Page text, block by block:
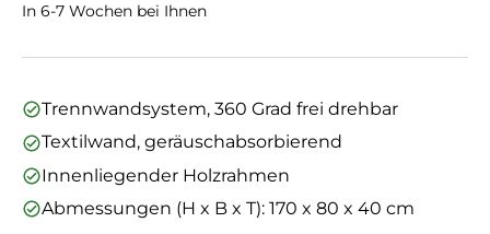
In 6-7 Wochen bei Ihnen
Trennwandsystem, 360 Grad frei drehbar
Textilwand, geräuschabsorbierend
Innenliegender Holzrahmen
Abmessungen (H x B x T): 170 x 80 x 40 cm